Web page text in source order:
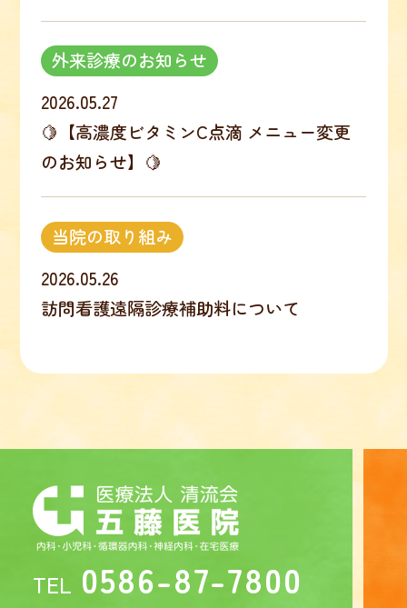
外来診療のお知らせ
2026.05.27
🍋【高濃度ビタミンC点滴 メニュー変更
のお知らせ】🍋
当院の取り組み
2026.05.26
訪問看護遠隔診療補助料について
TEL 0586-87-7800